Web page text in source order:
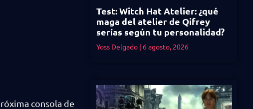
consola de
Test: Witch Hat Atelier: ¿qué
maga del atelier de Qifrey
serías según tu personalidad?
Yoss Delgado 6 agosto, 2026